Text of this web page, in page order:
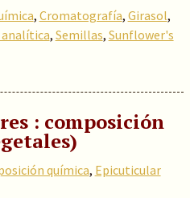
, Cromatografía, Girasol,
, Semillas, Sunflower's
: composición
química, Epicuticular